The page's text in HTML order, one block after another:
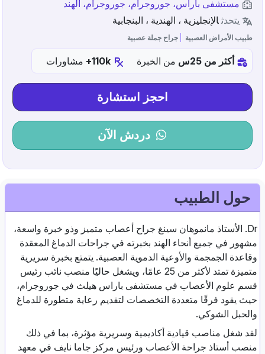
مستشفى باراس، جوروجرام، جوروجرام، الهند
يتحدث الإنجليزية ، الهندية ، البنجابية
طبيب الأمراض العصبية جراح جملة عصبية
أكثر من 25س من الخبرة 110k+ مشاورات
احجز استشارة
دردش الآن
حول الطبيب
Dr. الأستاذ مانموهان سينغ جراح أعصاب متميز وذو خبرة واسعة،
مشهور في جميع أنحاء الهند بخبرته في جراحات الدماغ المعقدة
وقاعدة الجمجمة والأوعية الدموية العصبية. يتمتع بخبرة سريرية
متميزة تمتد لأكثر من 25 عامًا، ويشغل حاليًا منصب نائب رئيس
قسم علوم الأعصاب في مستشفى باراس هيلث في جوروجرام،
حيث يقود فرقًا متعددة التخصصات لتقديم رعاية متطورة للدماغ
والحبل الشوكي.
لقد شغل مناصب قيادية أكاديمية وسريرية مؤثرة، بما في ذلك
منصب أستاذ جراحة الأعصاب ورئيس مركز جاما نايف في معهد